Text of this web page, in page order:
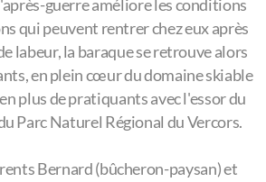
guerre améliore les conditions
qui peuvent rentrer chez eux après
labeur, la baraque se retrouve alors
en plein cœur du domaine skiable
plus de pratiquants avec l'essor du
Parc Naturel Régional du Vercors.
Bernard (bûcheron-paysan) et